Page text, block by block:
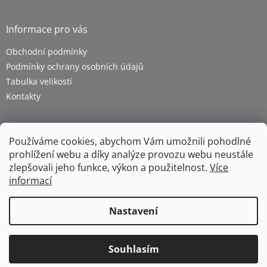
Používáme cookies, abychom Vám umožnili pohodlné
prohlížení webu a díky analýze provozu webu neustále
zlepšovali jeho funkce, výkon a použitelnost. Více
informací
Nastavení
Souhlasím
Informace pro vás
Obchodní podmínky
Podmínky ochrany osobních údajů
Tabulka velikostí
Kontakty
Copyright 2026ZETRA - pracovní oděvy s.r.o.. Všechna
práva vyhrazena.Upravit nastavení cookies